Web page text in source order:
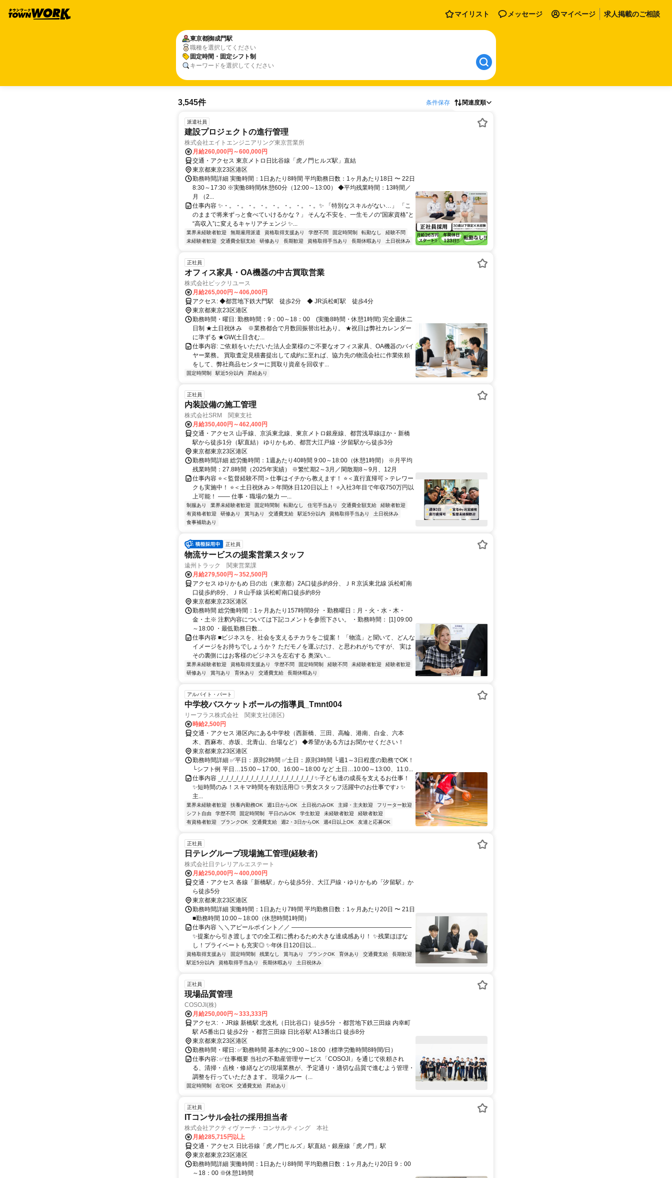
マイリスト メッセージ マイページ 求人掲載のご相談
東京都御成門駅
職種を選択してください
固定時間・固定シフト制
キーワードを選択してください
3,545件 条件保存 関連度順
派遣社員
建設プロジェクトの進行管理
株式会社エイトエンジニアリング東京営業所
月給260,000円～600,000円
交通・アクセス 東京メトロ日比谷線「虎ノ門ヒルズ駅」直結
東京都東京23区港区
勤務時間詳細 実働時間：1日あたり8時間 平均勤務日数：1ヶ月あたり18日 〜 22日
8:30～17:30 ※実働8時間/休憩60分（12:00～13:00） ◆平均残業時間：13時間／
月 （2...
仕事内容 ✨・。・。・。・。・。・。・。・。✨ 「特別なスキルがない…」 「こ
のままで将来ずっと食べていけるかな？」 そんな不安を、一生モノの“国家資格”と
“高収入”に変えるキャリアチェンジ ✨...
業界未経験者歓迎 無期雇用派遣 資格取得支援あり 学歴不問 固定時間制 転勤なし
経験不問
未経験者歓迎
交通費全額支給 研修あり 長期歓迎 資格取得手当あり 長期休暇あり 土日祝休み
正社員
オフィス家具・OA機器の中古買取営業
株式会社ビックリユース
月給265,000円～406,000円
アクセス: ◆都営地下鉄大門駅 徒歩2分 ◆ JR浜松町駅 徒歩4分
東京都東京23区港区
勤務時間・曜日: 勤務時間：9：00～18：00 (実働8時間・休憩1時間) 完全週休二
日制 ★土日祝休み ※業務都合で月数回振替出社あり。 ★祝日は弊社カレンダー
に準ずる ★GW(土日含む...
仕事内容: ご依頼をいただいた法人企業様のご不要なオフィス家具、OA機器のバイ
ヤー業務。 買取査定見積書提出して成約に至れば、協力先の物流会社に作業依頼
をして、弊社商品センターに買取り資産を回収す...
固定時間制 駅近5分以内 昇給あり
正社員
内装設備の施工管理
株式会社SRM 関東支社
月給350,400円～462,400円
交通・アクセス 山手線、京浜東北線、東京メトロ銀座線、都営浅草線ほか・新橋
駅から徒歩1分（駅直結） ゆりかもめ、都営大江戸線・汐留駅から徒歩3分
東京都東京23区港区
勤務時間詳細 総労働時間：1週あたり40時間 9:00～18:00（休憩1時間） ※月平均
残業時間：27.8時間（2025年実績） ※繁忙期2～3月／閑散期8～9月、12月
仕事内容 ⭐＜監督経験不問＞仕事はイチから教えます！ ⭐＜直行直帰可＞テレワー
クも実施中！ ⭐＜土日祝休み＞年間休日120日以上！ ⭐入社3年目で年収750万円以
上可能！ ―― 仕事・職場の魅力 ―...
制服あり 業界未経験者歓迎 固定時間制 転勤なし 住宅手当あり 交通費全額支給
経験者歓迎
有資格者歓迎
研修あり 賞与あり 交通費支給 駅近5分以内 資格取得手当あり
土日祝休み
食事補助あり
正社員
物流サービスの提案営業スタッフ
遠州トラック 関東営業課
月給279,500円～352,500円
アクセス ゆりかもめ 日の出（東京都）2A口徒歩約8分、ＪＲ京浜東北線 浜松町南
口徒歩約8分、ＪＲ山手線 浜松町南口徒歩約8分
東京都東京23区港区
勤務時間 総労働時間：1ヶ月あたり157時間8分 ・勤務曜日：月・火・水・木・
金・土※ 注釈内容については下記コメントを参照下さい。 ・勤務時間： [1] 09:00
～18:00 ・最低勤務日数...
仕事内容 ■ビジネスを、社会を支えるチカラをご提案！ 「物流」と聞いて、どんな
イメージをお持ちでしょうか？ ただモノを運ぶだけ、と思われがちですが、 実は
その裏側にはお客様のビジネスを左右する 奥深い...
業界未経験者歓迎 資格取得支援あり 学歴不問 固定時間制 経験不問 未経験者歓迎
経験者歓迎
研修あり
賞与あり 育休あり 交通費支給 長期休暇あり
アルバイト・パート
中学校バスケットボールの指導員_Tmnt004
リーフラス株式会社 関東支社(港区)
時給2,500円
交通・アクセス 港区内にある中学校（西新橋、三田、高輪、港南、白金、六本
木、西麻布、赤坂、北青山、台場など） ◆希望がある方はお聞かせください！
東京都東京23区港区
勤務時間詳細 ✅平日：原則2時間 ✅土日：原則3時間 └週1～3日程度の勤務でOK！
└シフト例 平日…15:00～17:00、16:00～18:00 など 土日…10:00～13:00、11:0...
仕事内容 _/_/_/_/_/_/_/_/_/_/_/_/_/_/_/_/_/_/_/ ✨子ども達の成長を支えるお仕事！
✨短時間のみ！スキマ時間を有効活用◎ ✨男女スタッフ活躍中のお仕事です♪ ✨
主...
業界未経験者歓迎 扶養内勤務OK 週1日からOK 土日祝のみOK 主婦・主夫歓迎
フリーター歓迎
シフト自由
学歴不問 固定時間制 平日のみOK 学生歓迎 未経験者歓迎
経験者歓迎
有資格者歓迎
ブランクOK 交通費支給 週2・3日からOK 週4日以上OK 友達と応募OK
正社員
日テレグループ現場施工管理(経験者)
株式会社日テレリアルエステート
月給250,000円～400,000円
交通・アクセス 各線「新橋駅」から徒歩5分、大江戸線・ゆりかもめ「汐留駅」か
ら徒歩5分
東京都東京23区港区
勤務時間詳細 実働時間：1日あたり7時間 平均勤務日数：1ヶ月あたり20日 〜 21日
■勤務時間 10:00～18:00（休憩時間1時間）
仕事内容 ＼＼アピールポイント／／ ――――――――――――――――――――
✨提案から引き渡しまでの全工程に携わるため大きな達成感あり！ ✨残業ほぼな
し！プライベートも充実◎ ✨年休日120日以...
資格取得支援あり 固定時間制 残業なし 賞与あり ブランクOK 育休あり 交通費支給
長期歓迎
駅近5分以内
資格取得手当あり 長期休暇あり 土日祝休み
正社員
現場品質管理
COSOJI(株)
月給250,000円～333,333円
アクセス: ・JR線 新橋駅 北改札（日比谷口）徒歩5分 ・都営地下鉄三田線 内幸町
駅 A5番出口 徒歩2分 ・都営三田線 日比谷駅 A13番出口 徒歩8分
東京都東京23区港区
勤務時間・曜日: ✅勤務時間 基本的に9:00～18:00（標準労働時間8時間/日）
仕事内容: ✅仕事概要 当社の不動産管理サービス「COSOJI」を通じて依頼され
る、清掃・点検・修繕などの現場業務が、予定通り・適切な品質で進むよう管理・
調整を行っていただきます。 現場クルー（...
固定時間制 在宅OK 交通費支給 昇給あり
正社員
ITコンサル会社の採用担当者
株式会社アクティヴァーチ・コンサルティング 本社
月給285,715円以上
交通・アクセス 日比谷線「虎ノ門ヒルズ」駅直結・銀座線「虎ノ門」駅
東京都東京23区港区
勤務時間詳細 実働時間：1日あたり8時間 平均勤務日数：1ヶ月あたり20日 9：00
～18：00 ※休憩1時間